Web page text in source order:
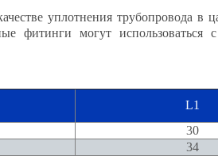
уплотнения трубопровода в
фитинги могут
L1
30
34